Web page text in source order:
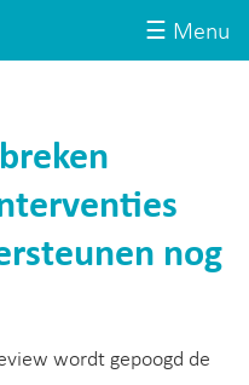
☰ Menu
nog
wordt gepoogd de